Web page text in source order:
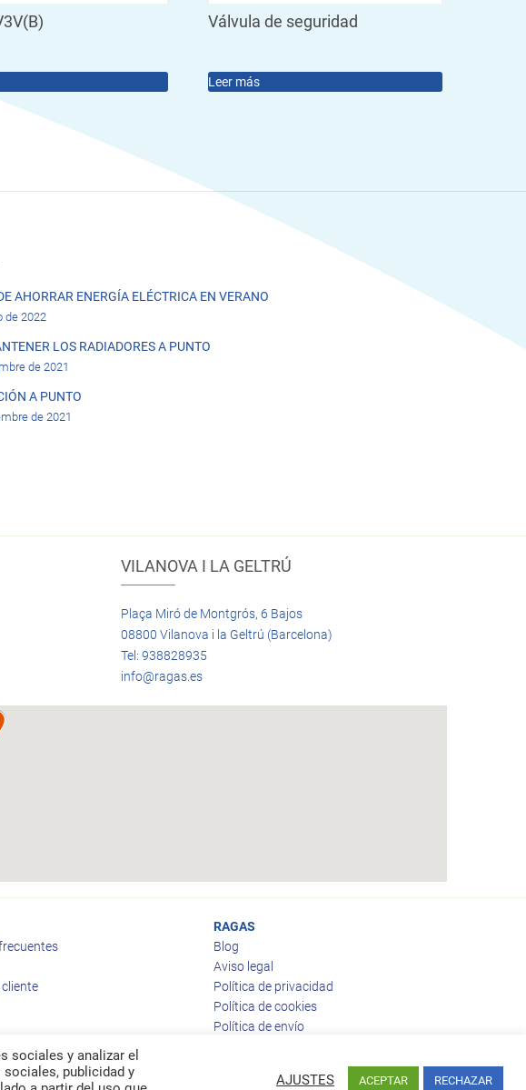
Válvula de seguridad
Leer más
AHORRAR ENERGÍA ELÉCTRICA EN VERANO
de 2022
LOS RADIADORES A PUNTO
de 2021
A PUNTO
de 2021
VILANOVA I LA GELTRÚ
Plaça Miró de Montgrós, 6 Bajos
08800 Vilanova i la Geltrú (Barcelona)
Tel: 938828935
info@ragas.es
RAGAS
Blog
Aviso legal
Política de privacidad
Política de cookies
Política de envío
sociales y analizar el
publicidad y
AJUSTES ACEPTAR RECHAZAR